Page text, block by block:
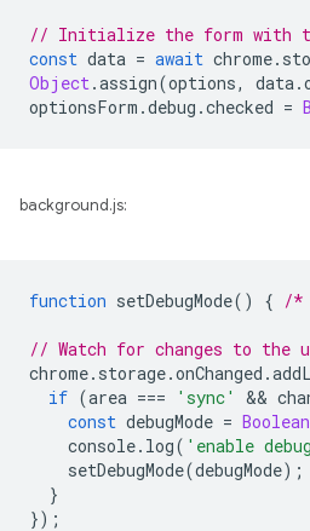
// Initialize the form with
const data = await chrome.
Object.assign(options, data.
optionsForm .debug .checked =
background.js:
function setDebugMode() { /
// Watch for changes to the
chrome. storage.onChanged .
if (area === 'sync' &&
const debugMode = Boolean
console. log( 'enable
setDebugMode(debugMode);
}
});